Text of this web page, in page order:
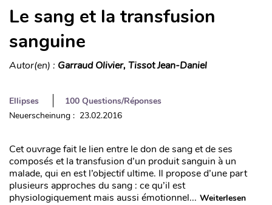
Le sang et la transfusion
sanguine
Autor(en) : Garraud Olivier, Tissot Jean-Daniel
Ellipses
100 Questions/Réponses
Neuerscheinung : 23.02.2016
Cet ouvrage fait le lien entre le don de sang et de ses
composés et la transfusion d’un produit sanguin à un
malade, qui en est l’objectif ultime. Il propose d’une part
plusieurs approches du sang : ce qu’il est
physiologiquement mais aussi émotionnel... Weiterlesen